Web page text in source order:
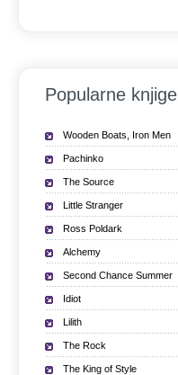
Popularne knjige
Wooden Boats, Iron Men
Pachinko
The Source
Little Stranger
Ross Poldark
Alchemy
Second Chance Summer
Idiot
Lilith
The Rock
The King of Style